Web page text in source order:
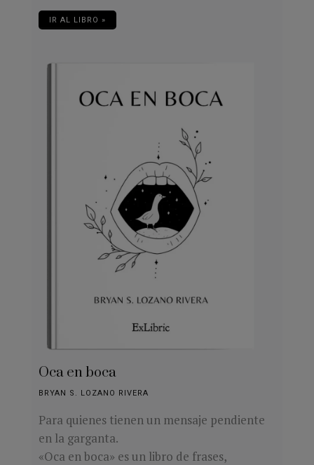
IR AL LIBRO »
Oca en boca
BRYAN S. LOZANO RIVERA
Para quienes tienen un mensaje pendiente
en la garganta.
«Oca en boca» es un libro de frases,